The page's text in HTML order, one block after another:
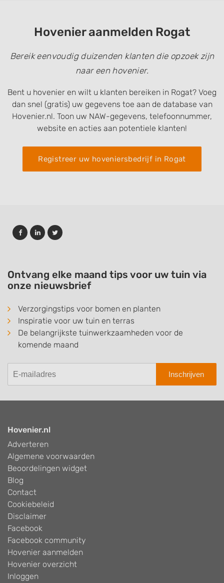
Hovenier aanmelden Rogat
Bereik eenvoudig duizenden klanten die opzoek zijn
naar een hovenier.
Bent u hovenier en wilt u klanten bereiken in Rogat? Voeg
dan snel (gratis) uw gegevens toe aan de database van
Hovenier.nl. Toon uw NAW-gegevens, telefoonnummer,
website en acties aan potentiele klanten!
Registreer uw hoveniersbedrijf in Rogat
Ontvang elke maand tips voor uw tuin via
onze nieuwsbrief
Verzorgingstips voor bomen en planten
Inspiratie voor uw tuin en terras
De belangrijkste tuinwerkzaamheden voor de
komende maand
Inschrijven
Hovenier.nl
Adverteren
Algemene voorwaarden
Beoordelingen widget
Blog
Contact
Cookiebeleid
Disclaimer
Facebook
Facebook community
Hovenier aanmelden
Hovenier overzicht
Inloggen